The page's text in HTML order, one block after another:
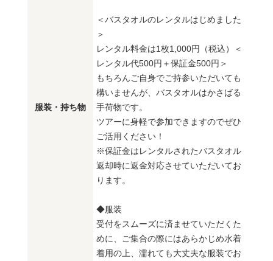
服装・持ち物
＜バスタオルのレンタルはじめました
＞
レンタル料金は1枚1,000円（税込）＜
レンタル代500円＋保証金500円＞
もちろんご自身でご持参いただいても
構いませんが、バスタオルはかさばる
手荷物です。
ツアーに身軽で参加できますのでぜひ
ご活用ください！
※保証金はレンタルされたバスタオル
返却時に返金対応させていただいてお
ります。
◆服装
受付をスムーズに済ませていただくた
めに、ご集合の際にはあらかじめ水着
着用の上、濡れても大丈夫な服装でお